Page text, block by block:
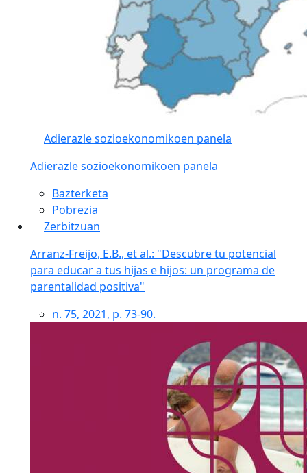
Adierazle sozioekonomikoen panela
Adierazle sozioekonomikoen panela
Bazterketa
Pobrezia
Zerbitzuan
Arranz-Freijo, E.B., et al.: "Descubre tu potencial
para educar a tus hijas e hijos: un programa de
parentalidad positiva"
n. 75, 2021, p. 73-90.